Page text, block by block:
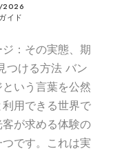
イド
：その実態、期
つける方法 バン
いう言葉を公然
用できる世界で
が求める体験の
です。これは実